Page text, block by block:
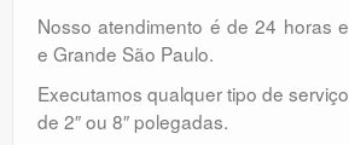
Nosso atendimento é de 24 horas
e Grande São Paulo.
Executamos qualquer tipo de
de 2″ ou 8″ polegadas.